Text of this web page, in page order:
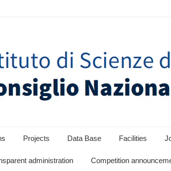
Projects Data Base Facilities
administration Competition